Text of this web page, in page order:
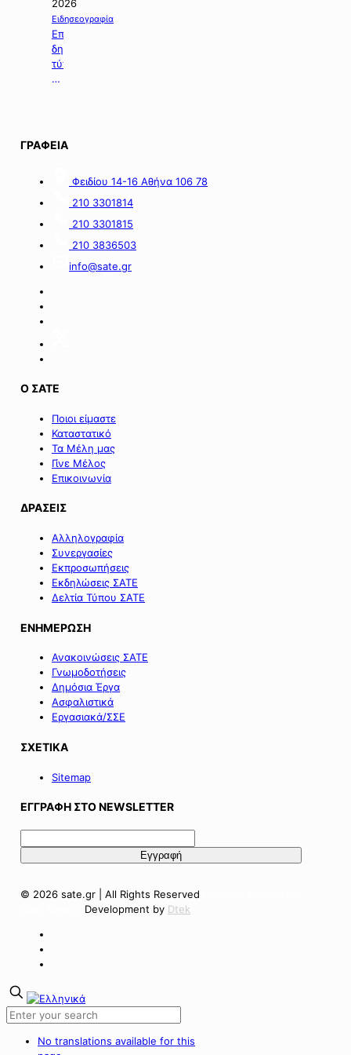
χορήγηση
ενίσχυσης
σε
επιχειρήσεις
της
Σαμοθράκης».
2026
Ειδησεογραφία
Επιλογή
δημοσιευμάτων
τύπου
της
ΓΡΑΦΕΙΑ
Φειδίου 14-16 Αθήνα 106 78
210 3301814
210 3301815
210 3836503
info@sate.gr
Ο ΣΑΤΕ
Ποιοι είμαστε
Καταστατικό
Τα Μέλη μας
Γίνε Μέλος
Επικοινωνία
ΔΡΑΣΕΙΣ
Αλληλογραφία
Συνεργασίες
Εκπροσωπήσεις
Εκδηλώσεις ΣΑΤΕ
Δελτία Τύπου ΣΑΤΕ
ΕΝΗΜΕΡΩΣΗ
Ανακοινώσεις ΣΑΤΕ
Γνωμοδοτήσεις
Δημόσια Έργα
Ασφαλιστικά
Εργασιακά/ΣΣΕ
ΣΧΕΤΙΚΑ
Sitemap
ΕΓΓΡΑΦΗ ΣΤΟ NEWSLETTER
© 2026 sate.gr | All Rights Reserved
Development by Dtek
No translations available for this